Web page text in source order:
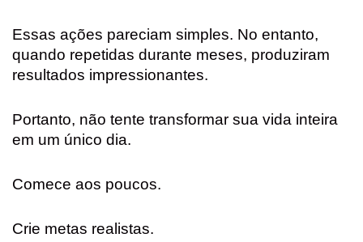
Essas ações pareciam simples. No entanto,
quando repetidas durante meses, produziram
resultados impressionantes.
Portanto, não tente transformar sua vida inteira
em um único dia.
Comece aos poucos.
Crie metas realistas.